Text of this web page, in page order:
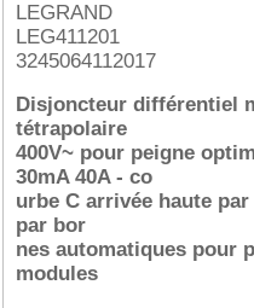
LEGRAND
LEG411201
3245064112017
Disjoncteur différentiel
tétrapolaire
400V~ pour peigne
30mA 40A - co
urbe C arrivée haute
par bor
nes automatiques pour
modules